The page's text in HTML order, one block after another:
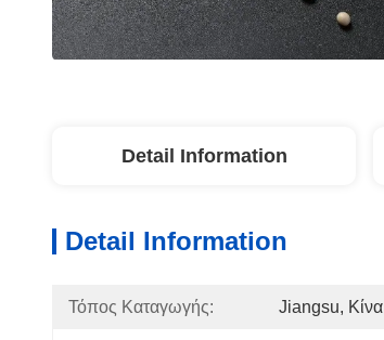
Detail Information
Detail Information
Τόπος Καταγωγής: Jiangsu, Κίνα